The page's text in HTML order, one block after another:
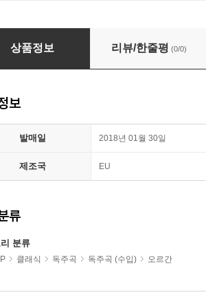
Kelemen 바흐: 유명 오르간 작품집
상품정보 리뷰/한줄평 (0/0)
보
발매일 2018년 01월 30일
제조국 EU
류
분류
클래식 독주곡 독주곡 (수입) 오르간